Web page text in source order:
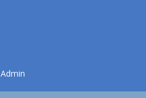
Admin